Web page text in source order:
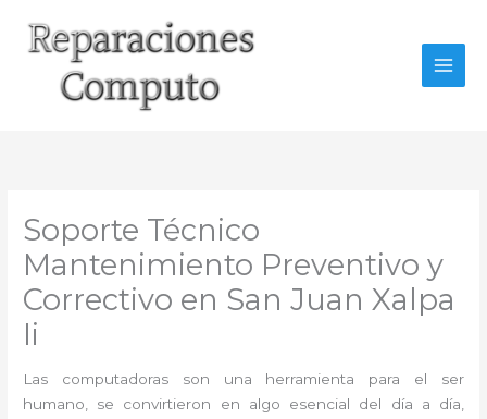
contenido
Soporte Técnico
Mantenimiento Preventivo y
Correctivo en San Juan Xalpa
Ii
Las computadoras son una herramienta para el ser
humano, se convirtieron en algo esencial del día a día,